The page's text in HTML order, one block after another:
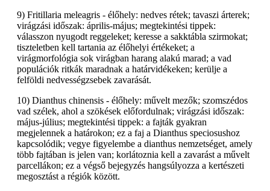
9) Fritillaria meleagris - élőhely: nedves rétek; tavaszi árterek;
virágzási időszak: április-május; megtekintési tippek:
válasszon nyugodt reggeleket; keresse a sakktábla szirmokat;
tiszteletben kell tartania az élőhelyi értékeket; a
virágmorfológia sok virágban harang alakú marad; a vad
populációk ritkák maradnak a határvidékeken; kerülje a
felföldi nedvességzsebek zavarását.
10) Dianthus chinensis - élőhely: művelt mezők; szomszédos
vad szélek, ahol a szökések előfordulnak; virágzási időszak:
május-július; megtekintési tippek: a fajták gyakran
megjelennek a határokon; ez a faj a Dianthus speciosushoz
kapcsolódik; vegye figyelembe a dianthus nemzetséget, amely
több fajtában is jelen van; korlátoznia kell a zavarást a művelt
parcellákon; ez a végső bejegyzés hangsúlyozza a kertészeti
megosztást a régiók között.